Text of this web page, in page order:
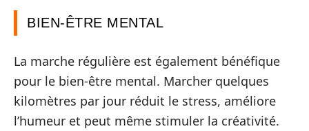
BIEN-ÊTRE MENTAL
La marche régulière est également bénéfique
pour le bien-être mental. Marcher quelques
kilomètres par jour réduit le stress, améliore
l’humeur et peut même stimuler la créativité.